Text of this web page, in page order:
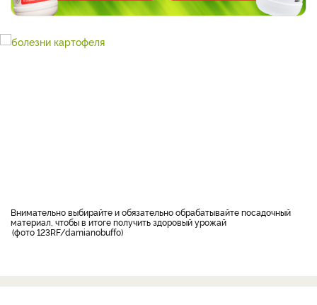
Внимательно выбирайте и обязательно обрабатывайте посадочный
материал, чтобы в итоге получить здоровый урожай
фото 123RF/damianobuffo